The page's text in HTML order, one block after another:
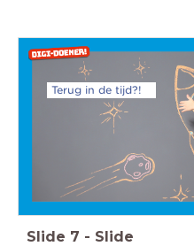
Terug in de tijd?!
Slide 7 - Slide